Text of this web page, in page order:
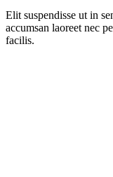
Elit suspendisse ut in
accumsan laoreet nec
facilis.